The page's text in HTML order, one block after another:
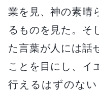
業を見、神の素晴
るものを見た。そ
た言葉が人には話
ことを目にし、イ
行えるはずのな